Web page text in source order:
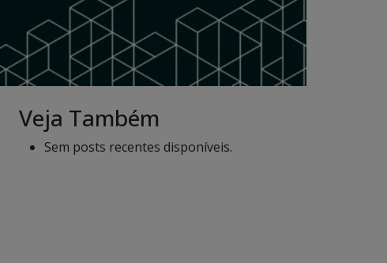
Veja Também
Sem posts recentes disponíveis.